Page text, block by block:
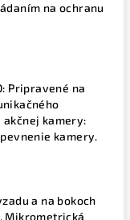
na ochranu
Pripravené na
akčnej kamery:
kamery.
a na bokoch
Mikrometrická